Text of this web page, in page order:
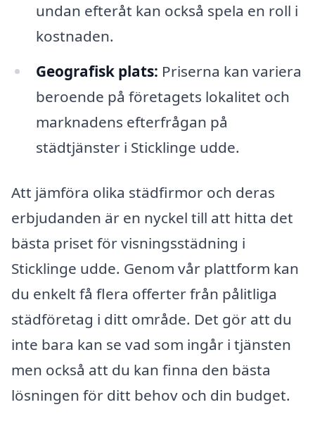
undan efteråt kan också spela en roll i
kostnaden.
Geografisk plats: Priserna kan variera
beroende på företagets lokalitet och
marknadens efterfrågan på
städtjänster i Sticklinge udde.
Att jämföra olika städfirmor och deras
erbjudanden är en nyckel till att hitta det
bästa priset för visningsstädning i
Sticklinge udde. Genom vår plattform kan
du enkelt få flera offerter från pålitliga
städföretag i ditt område. Det gör att du
inte bara kan se vad som ingår i tjänsten
men också att du kan finna den bästa
lösningen för ditt behov och din budget.